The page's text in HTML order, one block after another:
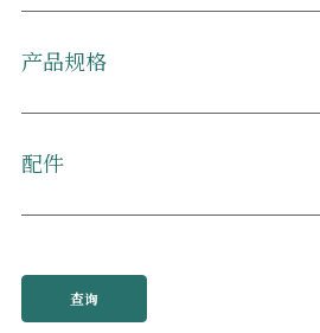
产品规格
配件
查询